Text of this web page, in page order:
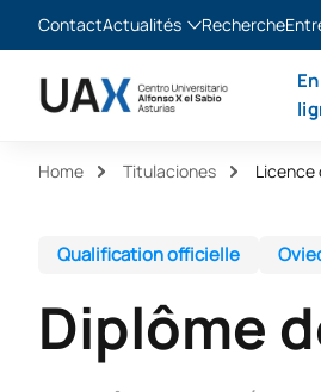
ContactActualités
Actualités
Recherche
En
Home Titulaciones Licence
Qualification officielle
Diplôme